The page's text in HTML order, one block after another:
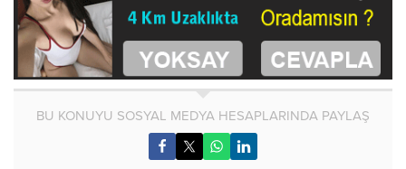
BU KONUYU SOSYAL MEDYA HESAPLARINDA PAYLAŞ